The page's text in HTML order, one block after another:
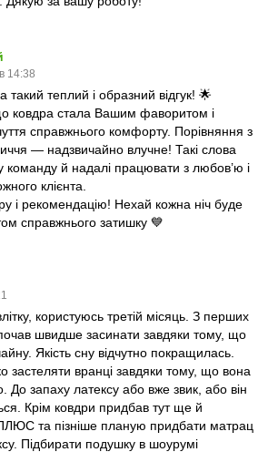
14:38
теплий і образний відгук! 🌟
ковдра стала Вашим фаворитом і
справжнього комфорту. Порівняння з
— надзвичайно влучне! Такі слова
й надалі працювати з любов’ю і
клієнта.
і рекомендацію! Нехай кожна ніч буде
справжнього затишку 💙
користуюсь третій місяць. З перших
швидше засинати завдяки тому, що
Якість сну відчутно покращилась.
застеляти вранці завдяки тому, що вона
До запаху латексу або вже звик, або він
Крім ковдри придбав тут ще й
та пізніше планую придбати матрац
Підбирати подушку в шоурумі